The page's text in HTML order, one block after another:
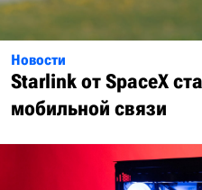
Новости
Starlink от SpaceX
мобильной связи